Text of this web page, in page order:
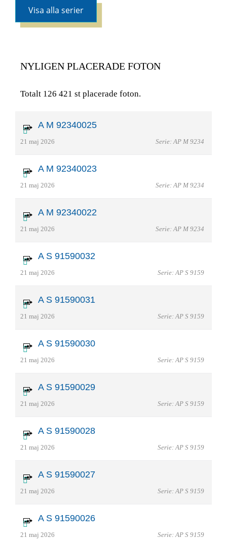
Visa alla serier
NYLIGEN PLACERADE FOTON
Totalt 126 421 st placerade foton.
A M 92340025
21 maj 2026 Serie: AP M 9234
A M 92340023
21 maj 2026 Serie: AP M 9234
A M 92340022
21 maj 2026 Serie: AP M 9234
A S 91590032
21 maj 2026 Serie: AP S 9159
A S 91590031
21 maj 2026 Serie: AP S 9159
A S 91590030
21 maj 2026 Serie: AP S 9159
A S 91590029
21 maj 2026 Serie: AP S 9159
A S 91590028
21 maj 2026 Serie: AP S 9159
A S 91590027
21 maj 2026 Serie: AP S 9159
A S 91590026
21 maj 2026 Serie: AP S 9159